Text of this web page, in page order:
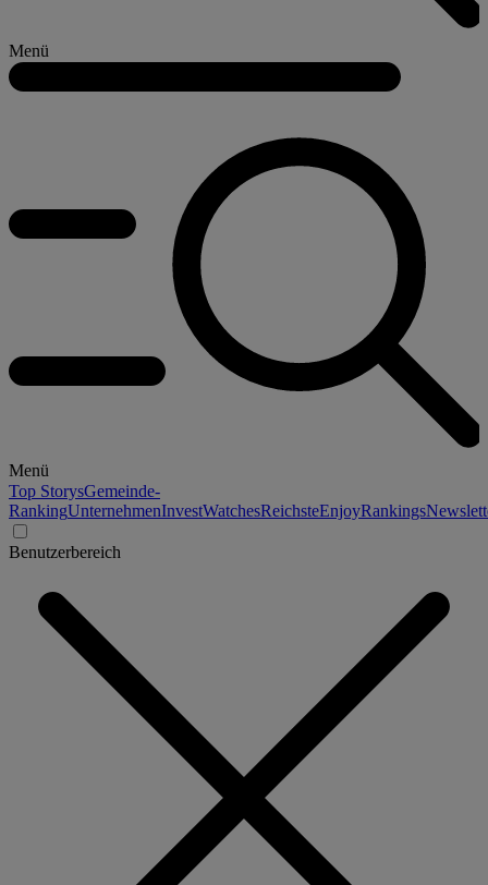
Menü
Menü
Top StorysGemeinde-
RankingUnternehmenInvestWatchesReichsteEnjoyRankings
Benutzerbereich